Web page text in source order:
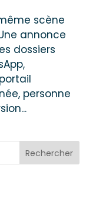
scène
annonce
dossiers
personne
Rechercher